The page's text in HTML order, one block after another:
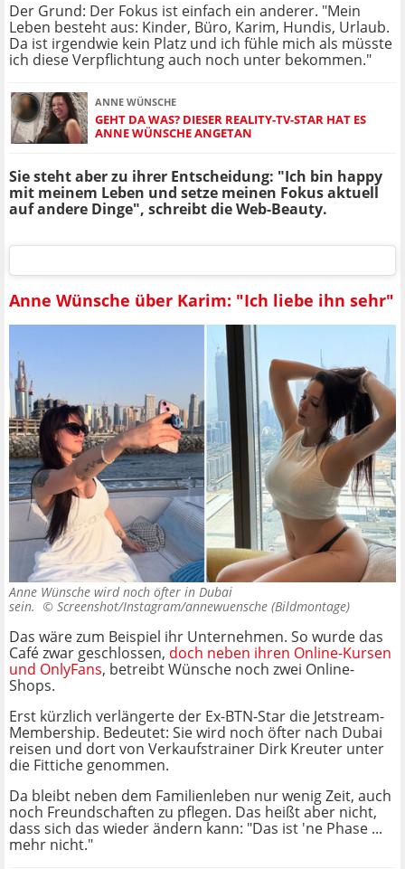
Der Grund: Der Fokus ist einfach ein anderer. "Mein
Leben besteht aus: Kinder, Büro, Karim, Hundis, Urlaub.
Da ist irgendwie kein Platz und ich fühle mich als müsste
ich diese Verpflichtung auch noch unter bekommen."
ANNE WÜNSCHE
GEHT DA WAS? DIESER REALITY-TV-STAR HAT ES
ANNE WÜNSCHE ANGETAN
Sie steht aber zu ihrer Entscheidung: "Ich bin happy
mit meinem Leben und setze meinen Fokus aktuell
auf andere Dinge", schreibt die Web-Beauty.
Anne Wünsche über Karim: "Ich liebe ihn sehr"
Anne Wünsche wird noch öfter in Dubai
sein. © Screenshot/Instagram/annewuensche (Bildmontage)
Das wäre zum Beispiel ihr Unternehmen. So wurde das
Café zwar geschlossen, doch neben ihren Online-Kursen
und OnlyFans, betreibt Wünsche noch zwei Online-
Shops.
Erst kürzlich verlängerte der Ex-BTN-Star die Jetstream-
Membership. Bedeutet: Sie wird noch öfter nach Dubai
reisen und dort von Verkaufstrainer Dirk Kreuter unter
die Fittiche genommen.
Da bleibt neben dem Familienleben nur wenig Zeit, auch
noch Freundschaften zu pflegen. Das heißt aber nicht,
dass sich das wieder ändern kann: "Das ist 'ne Phase ...
mehr nicht."